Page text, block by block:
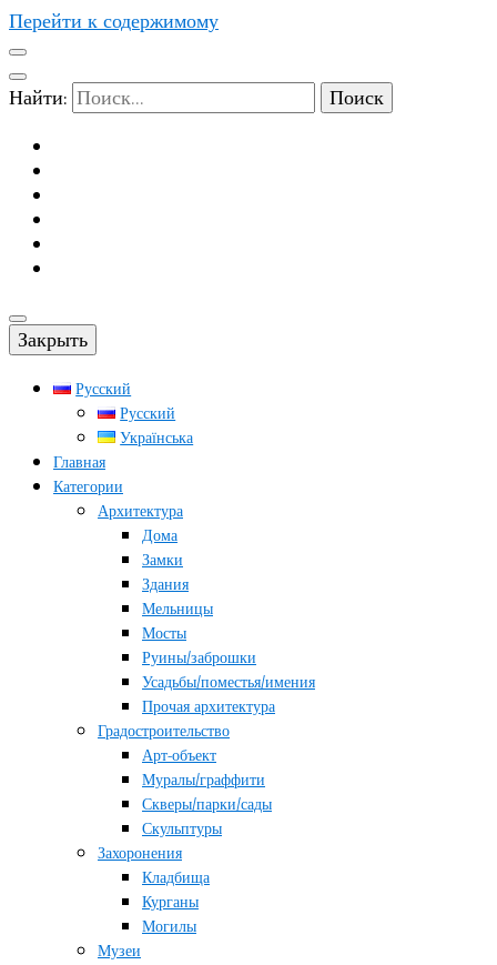
Перейти к содержимому
Найти:
Закрыть
Русский
Русский
Українська
Главная
Категории
Архитектура
Дома
Замки
Здания
Мельницы
Мосты
Руины/заброшки
Усадьбы/поместья/имения
Прочая архитектура
Градостроительство
Арт-объект
Муралы/граффити
Скверы/парки/сады
Скульптуры
Захоронения
Кладбища
Курганы
Могилы
Музеи